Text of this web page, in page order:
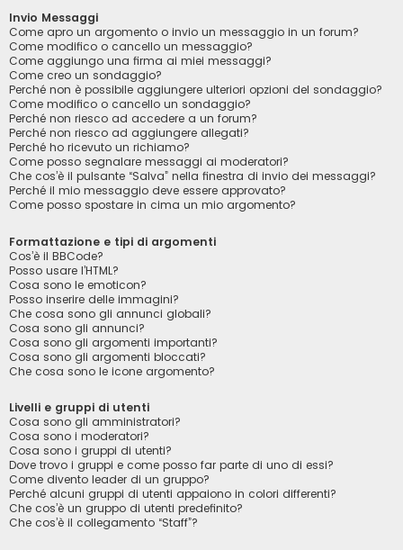
Invio Messaggi
Come apro un argomento o invio un messaggio in un forum?
Come modifico o cancello un messaggio?
Come aggiungo una firma ai miei messaggi?
Come creo un sondaggio?
Perché non è possibile aggiungere ulteriori opzioni del sondaggio?
Come modifico o cancello un sondaggio?
Perché non riesco ad accedere a un forum?
Perché non riesco ad aggiungere allegati?
Perché ho ricevuto un richiamo?
Come posso segnalare messaggi ai moderatori?
Che cos’è il pulsante “Salva” nella finestra di invio dei messaggi?
Perché il mio messaggio deve essere approvato?
Come posso spostare in cima un mio argomento?
Formattazione e tipi di argomenti
Cos’è il BBCode?
Posso usare l’HTML?
Cosa sono le emoticon?
Posso inserire delle immagini?
Che cosa sono gli annunci globali?
Cosa sono gli annunci?
Cosa sono gli argomenti importanti?
Cosa sono gli argomenti bloccati?
Che cosa sono le icone argomento?
Livelli e gruppi di utenti
Cosa sono gli amministratori?
Cosa sono i moderatori?
Cosa sono i gruppi di utenti?
Dove trovo i gruppi e come posso far parte di uno di essi?
Come divento leader di un gruppo?
Perché alcuni gruppi di utenti appaiono in colori differenti?
Che cos’è un gruppo di utenti predefinito?
Che cos’è il collegamento “Staff”?